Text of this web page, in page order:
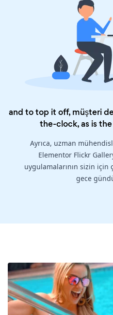
and to top it off, müşteri
the-clock, as is the
Ayrıca, uzman
Elementor Flickr
uygulamalarının sizin için
gece